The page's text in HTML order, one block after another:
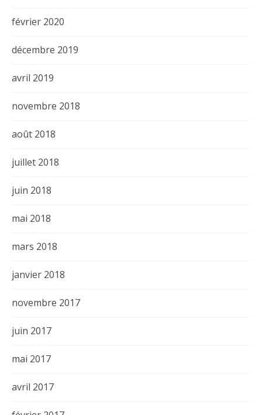
février 2020
décembre 2019
avril 2019
novembre 2018
août 2018
juillet 2018
juin 2018
mai 2018
mars 2018
janvier 2018
novembre 2017
juin 2017
mai 2017
avril 2017